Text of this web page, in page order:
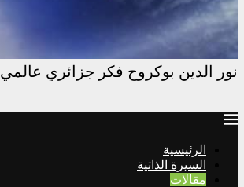
نور الدين بوكروح فكر جزائري عالمي
الرئيسية
السيرة الذاتية
مقالات